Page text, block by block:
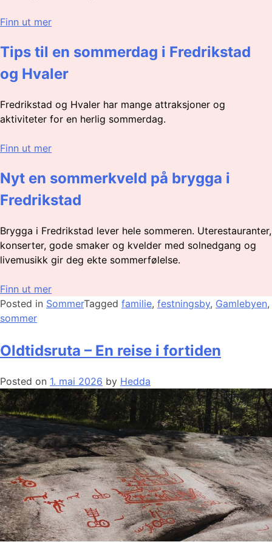
Finn ut mer
Tips til en sommerdag i Fredrikstad
og Hvaler
Fredrikstad og Hvaler har mange attraksjoner og
aktiviteter for en herlig sommerdag.
Finn ut mer
Nyt en sommerkveld på brygga i
Fredrikstad
Brygga i Fredrikstad lever hele sommeren. Uterestauranter,
konserter, gode smaker og kvelder med solnedgang og
livemusikk gir deg ekte sommerfølelse.
Finn ut mer
Posted in SommerTagged familie, festningsby, Gamlebyen,
sommer
Oldtidsruta – En reise i fortiden
Posted on 1. mai 2026 by Hedda